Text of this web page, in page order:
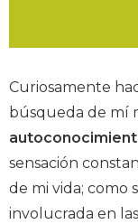
Curiosamente
búsqueda de mí
sensación
de mi vida; como
involucrada en